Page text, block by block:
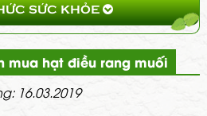
SỨC KHỎE
mua hạt điều rang muối
16.03.2019